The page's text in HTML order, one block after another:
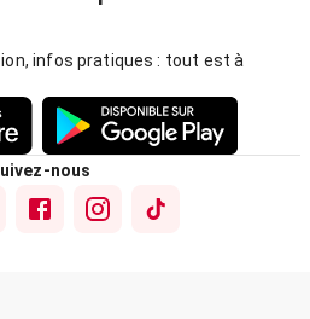
infos pratiques : tout est à
nous